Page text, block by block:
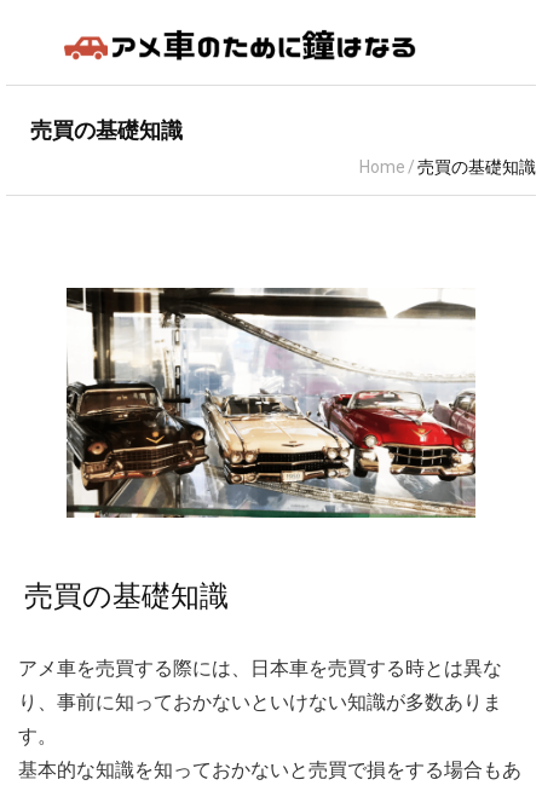
アメ車の知識
カスタム＆メンテナンス
アメ車の燃費性能は本当に悪いの？
売買の基礎知識
Home /売買の基礎知識
売買の基礎知識
アメ車を売買する際には、日本車を売買する時とは異な
り、事前に知っておかないといけない知識が多数ありま
す。
基本的な知識を知っておかないと売買で損をする場合もあ